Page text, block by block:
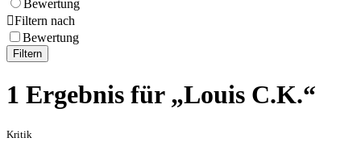
Bewertung
Filtern nach
Bewertung
Filtern
1 Ergebnis für „Louis C.K.“
Kritik